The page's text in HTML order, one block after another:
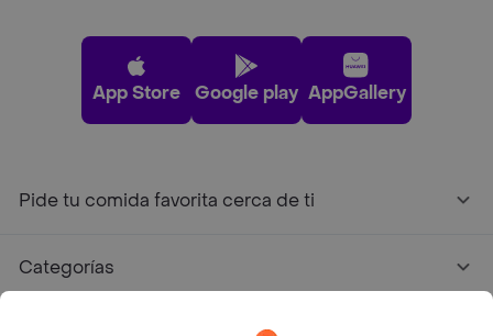
App Store Google play AppGallery
Pide tu comida favorita cerca de ti
Categorías